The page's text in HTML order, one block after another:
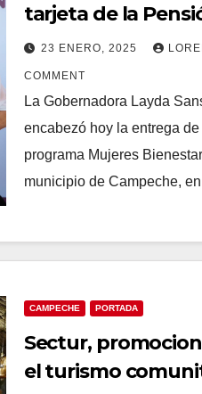
tarjeta de la
Campeche
23 ENERO, 2025
COMMENT
La Gobernadora Layda
encabezó hoy la entrega
programa Mujeres
municipio de Campeche,
CAMPECHE PORTADA
Sectur,
el turismo